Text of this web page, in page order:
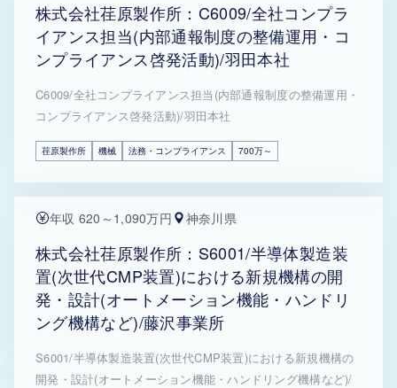
株式会社荏原製作所：C6009/全社コンプラ
イアンス担当(内部通報制度の整備運用・コ
ンプライアンス啓発活動)/羽田本社
C6009/全社コンプライアンス担当(内部通報制度の整備運用・
コンプライアンス啓発活動)/羽田本社
荏原製作所 機械 法務・コンプライアンス 700万～
年収 620～1,090万円 神奈川県
株式会社荏原製作所：S6001/半導体製造装
置(次世代CMP装置)における新規機構の開
発・設計(オートメーション機能・ハンドリ
ング機構など)/藤沢事業所
S6001/半導体製造装置(次世代CMP装置)における新規機構の
開発・設計(オートメーション機能・ハンドリング機構など)/